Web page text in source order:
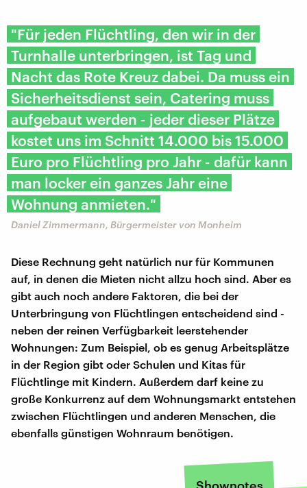
"Für jeden Flüchtling, den wir in der
Turnhalle unterbringen, ist Tag und
Nacht das Rote Kreuz dabei. Da muss ein
Sicherheitsdienst sein, Catering muss
aufgebaut werden - jeder dieser Plätze
kostet uns im Schnitt 14.000 bis 15.000
Euro pro Flüchtling pro Jahr - dafür kann
man locker ein ganzes Jahr eine
Wohnung anmieten."
Daniel Zimmermann, Bürgermeister von Monheim
Diese Rechnung geht natürlich nur für Kommunen
auf, in denen die Mieten nicht allzu hoch sind. Aber es
gibt auch noch andere Faktoren, die bei der
Unterbringung von Flüchtlingen entscheidend sind -
neben der reinen Verfügbarkeit leerstehender
Wohnungen: Zum Beispiel, ob es genug Arbeitsplätze
in der Region gibt oder Schulen und Kitas für
Flüchtlinge mit Kindern. Außerdem darf keine zu
große Konkurrenz auf dem Wohnungsmarkt entstehen
zwischen Flüchtlingen und anderen Menschen, die
ebenfalls günstigen Wohnraum benötigen.